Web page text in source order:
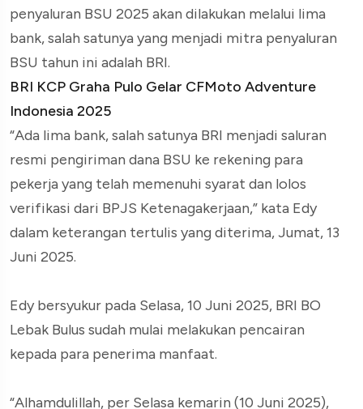
penyaluran BSU 2025 akan dilakukan melalui lima
bank, salah satunya yang menjadi mitra penyaluran
BSU tahun ini adalah BRI.
BRI KCP Graha Pulo Gelar CFMoto Adventure
Indonesia 2025
“Ada lima bank, salah satunya BRI menjadi saluran
resmi pengiriman dana BSU ke rekening para
pekerja yang telah memenuhi syarat dan lolos
verifikasi dari BPJS Ketenagakerjaan,” kata Edy
dalam keterangan tertulis yang diterima, Jumat, 13
Juni 2025.
Edy bersyukur pada Selasa, 10 Juni 2025, BRI BO
Lebak Bulus sudah mulai melakukan pencairan
kepada para penerima manfaat.
“Alhamdulillah, per Selasa kemarin (10 Juni 2025),